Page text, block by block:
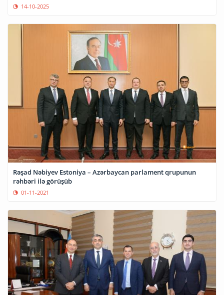
14-10-2025
Rəşad Nəbiyev Estoniya – Azərbaycan parlament qrupunun
rəhbəri ilə görüşüb
01-11-2021